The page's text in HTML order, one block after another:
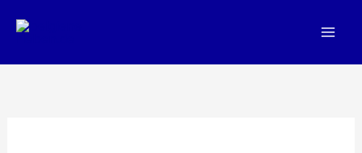
Inhalt